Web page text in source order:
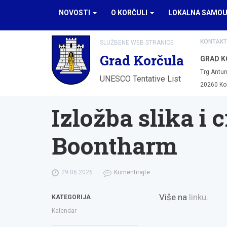
NOVOSTI O KORČULI LOKALNA
SLUŽBENE WEB STRANICE
Grad Korčula
UNESCO Tentative List
GRAD
Trg
20260
Izložba slika i
Boontharm
29.06.2026 Komentirajte
Više na linku.
KATEGORIJA
Kalendar